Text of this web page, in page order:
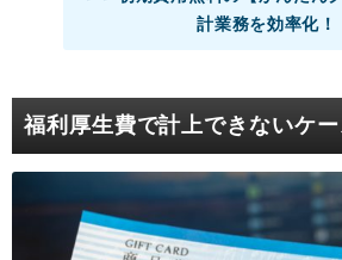
計業務を効率化！
福利厚生費で計上できないケー